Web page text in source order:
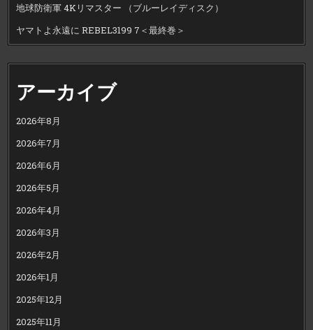
地球防衛軍 4Kリマスター （ブルーレイディスク）
ヤマトよ永遠に REBEL3199 7＜最終巻＞
アーカイブ
2026年8月
2026年7月
2026年6月
2026年5月
2026年4月
2026年3月
2026年2月
2026年1月
2025年12月
2025年11月